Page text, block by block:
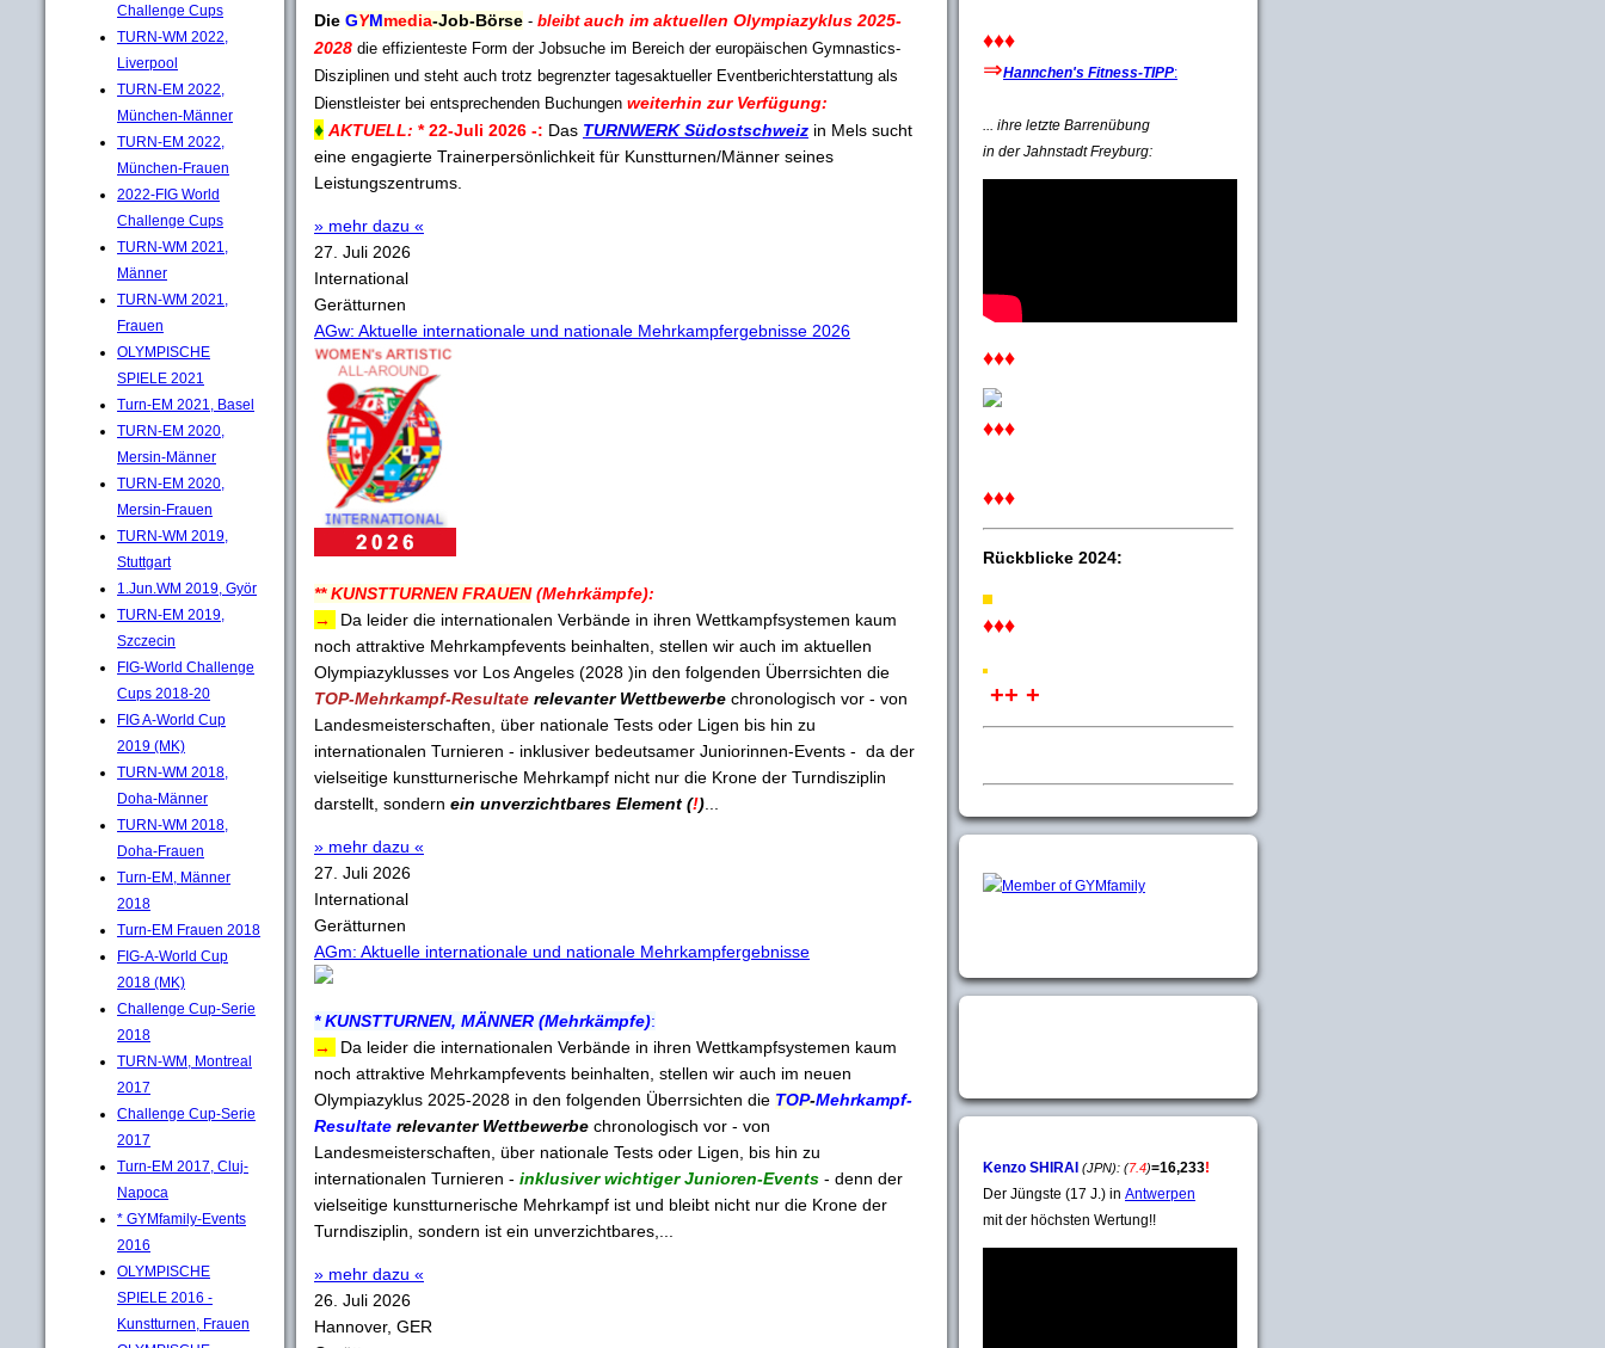
Challenge Cups
TURN-WM 2022,
Liverpool
TURN-EM 2022,
München-Männer
TURN-EM 2022,
München-Frauen
2022-FIG World
Challenge Cups
TURN-WM 2021,
Männer
TURN-WM 2021,
Frauen
OLYMPISCHE
SPIELE 2021
Turn-EM 2021, Basel
TURN-EM 2020,
Mersin-Männer
TURN-EM 2020,
Mersin-Frauen
TURN-WM 2019,
Stuttgart
1.Jun.WM 2019, Györ
TURN-EM 2019,
Szczecin
FIG-World Challenge
Cups 2018-20
FIG A-World Cup
2019 (MK)
TURN-WM 2018,
Doha-Männer
TURN-WM 2018,
Doha-Frauen
Turn-EM, Männer
2018
Turn-EM Frauen 2018
FIG-A-World Cup
2018 (MK)
Challenge Cup-Serie
2018
TURN-WM, Montreal
2017
Challenge Cup-Serie
2017
Turn-EM 2017, Cluj-
Napoca
* GYMfamily-Events
2016
OLYMPISCHE
SPIELE 2016 -
Kunstturnen, Frauen
Die GYMmedia-Job-Börse - bleibt auch im aktuellen Olympiazyklus 2025-
2028 die effizienteste Form der Jobsuche im Bereich der europäischen Gymnastics-
Disziplinen und steht auch trotz begrenzter tagesaktueller Eventberichterstattung als
Dienstleister bei entsprechenden Buchungen weiterhin zur Verfügung:
♦ AKTUELL: * 22-Juli 2026 -: Das TURNWERK Südostschweiz in Mels sucht
eine engagierte Trainerpersönlichkeit für Kunstturnen/Männer seines
Leistungszentrums.
» mehr dazu «
27. Juli 2026
International
Gerätturnen
AGw: Aktuelle internationale und nationale Mehrkampfergebnisse 2026
** KUNSTTURNEN FRAUEN(Mehrkämpfe):
→
Da leider die internationalen Verbände in ihren Wettkampfsystemen kaum
noch attraktive Mehrkampfevents beinhalten, stellen wir auch im aktuellen
Olympiazyklusses vor Los Angeles (2028 )in den folgenden Überrsichten die
TOP-Mehrkampf-Resultate relevanter Wettbewerbe chronologisch vor - von
Landesmeisterschaften, über nationale Tests oder Ligen bis hin zu
internationalen Turnieren - inklusiver bedeutsamer Juniorinnen-Events - da der
vielseitige kunstturnerische Mehrkampf nicht nur die Krone der Turndisziplin
darstellt, sondern ein unverzichtbares Element (!)
» mehr dazu «
27. Juli 2026
International
Gerätturnen
AGm: Aktuelle internationale und nationale Mehrkampfergebnisse
* KUNSTTURNEN, MÄNNER (Mehrkämpfe):
→
Da leider die internationalen Verbände in ihren Wettkampfsystemen kaum
noch attraktive Mehrkampfevents beinhalten, stellen wir auch im neuen
Olympiazyklus 2025-2028 in den folgenden Überrsichten die TOP-Mehrkampf-
Resultate relevanter Wettbewerbe chronologisch vor - von
Landesmeisterschaften, über nationale Tests oder Ligen, bis hin zu
internationalen Turnieren - inklusiver wichtiger Junioren-Events - denn der
vielseitige kunstturnerische Mehrkampf ist und bleibt nicht nur die Krone der
Turndisziplin, sondern ist ein unverzichtbares,...
» mehr dazu «
26. Juli 2026
Hannover, GER
♦♦♦
⇒Hannchen's Fitness-TIPP:
... ihre letzte Barrenübung
in der Jahnstadt Freyburg:
♦♦♦
♦♦♦
♦♦♦
Rückblicke 2024:
♦♦♦
++ +
Kenzo SHIRAI (JPN): (7.4)=16,233!
Der Jüngste (17 J.) in Antwerpen
mit der höchsten Wertung!!